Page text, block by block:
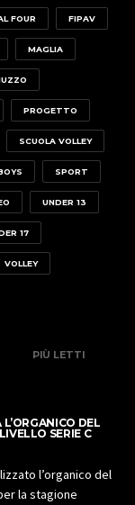
FOUR FIPAV
MAGLIA
PROGETTO
SCUOLA VOLLEY
SPORT
UNDER 13
17
VOLLEY
PIÙ LETTI
DEL
SERIE C
l’organico del
la stagione